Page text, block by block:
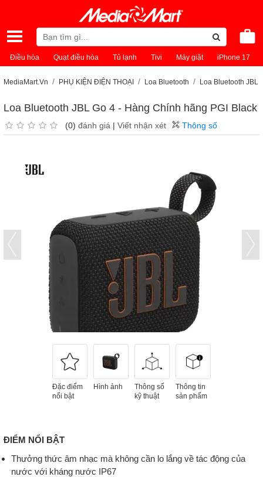
Điều hòa Quạt điều hòa Tủ lạnh Tivi Máy giặt iPhone 17
MediaMart.Vn PHỤ KIỆN ĐIỆN THOẠI Loa Bluetooth Loa Bluetooth JBL
Loa Bluetooth JBL Go 4 - Hàng Chính hãng PGI Black
(0) đánh giá | Viết nhận xét Thông số
Đặc điểm
nổi bật
Hình ảnh
Thông số
kỹ thuật
Thông tin
sản phẩm
ĐIỂM NỔI BẬT
Thưởng thức âm nhạc mà không cần lo lắng về tác động của
nước với kháng nước IP67